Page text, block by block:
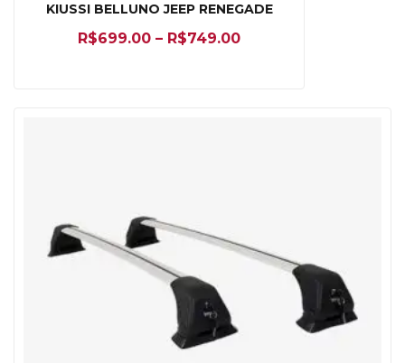
KIUSSI BELLUNO JEEP RENEGADE
R$699.00 – R$749.00